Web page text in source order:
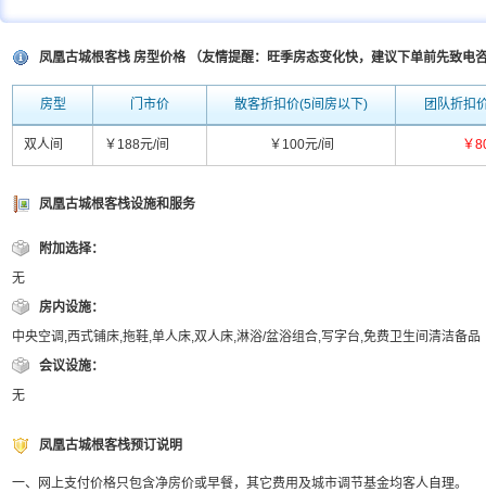
凤凰古城根客栈 房型价格 （友情提醒：旺季房态变化快，建议下单前先致电
房型 门市价 散客折扣价(5间房以下) 团队折扣
双人间 ￥188元/间 ￥100元/间 ￥
凤凰古城根客栈设施和服务
附加选择：
无
房内设施：
中央空调,西式铺床,拖鞋,单人床,双人床,淋浴/盆浴组合,写字台,免费卫生间清洁备品
会议设施：
无
凤凰古城根客栈预订说明
一、网上支付价格只包含净房价或早餐，其它费用及城市调节基金均客人自理。